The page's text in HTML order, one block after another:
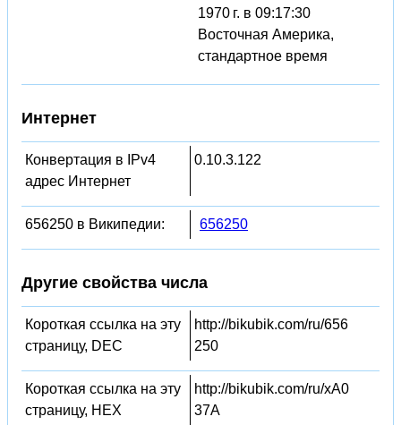
1970 г. в 09:17:30
Восточная Америка,
стандартное время
Интернет
Конвертация в IPv4
адрес Интернет
0.10.3.122
656250 в Википедии: 656250
Другие свойства числа
Короткая ссылка на эту
страницу, DEC
http://bikubik.com/ru/656
250
Короткая ссылка на эту
страницу, HEX
http://bikubik.com/ru/xA0
37A